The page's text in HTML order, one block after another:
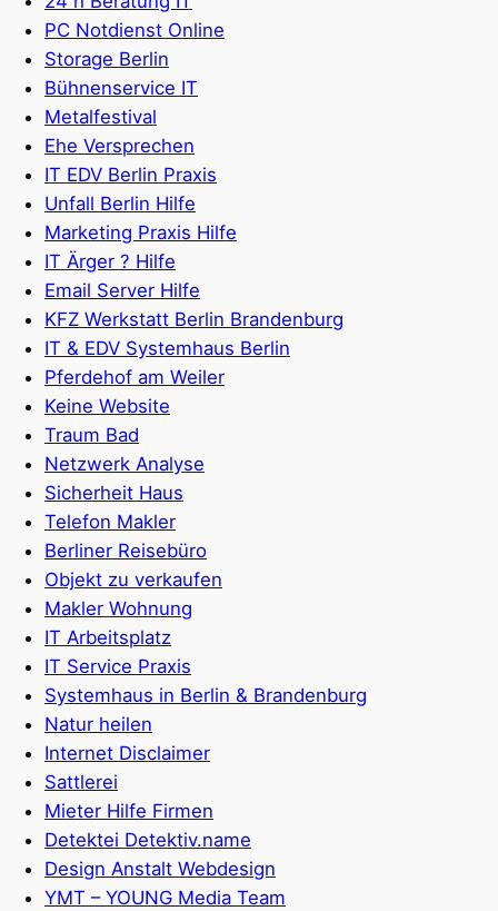
PC Notdienst Online
Storage Berlin
Bühnenservice IT
Metalfestival
Ehe Versprechen
IT EDV Berlin Praxis
Unfall Berlin Hilfe
Marketing Praxis Hilfe
IT Ärger ? Hilfe
Email Server Hilfe
KFZ Werkstatt Berlin Brandenburg
IT & EDV Systemhaus Berlin
Pferdehof am Weiler
Keine Website
Traum Bad
Netzwerk Analyse
Sicherheit Haus
Telefon Makler
Berliner Reisebüro
Objekt zu verkaufen
Makler Wohnung
IT Arbeitsplatz
IT Service Praxis
Systemhaus in Berlin & Brandenburg
Natur heilen
Internet Disclaimer
Sattlerei
Mieter Hilfe Firmen
Detektei Detektiv.name
Design Anstalt Webdesign
YMT – YOUNG Media Team